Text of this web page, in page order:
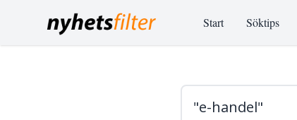
Start Söktips